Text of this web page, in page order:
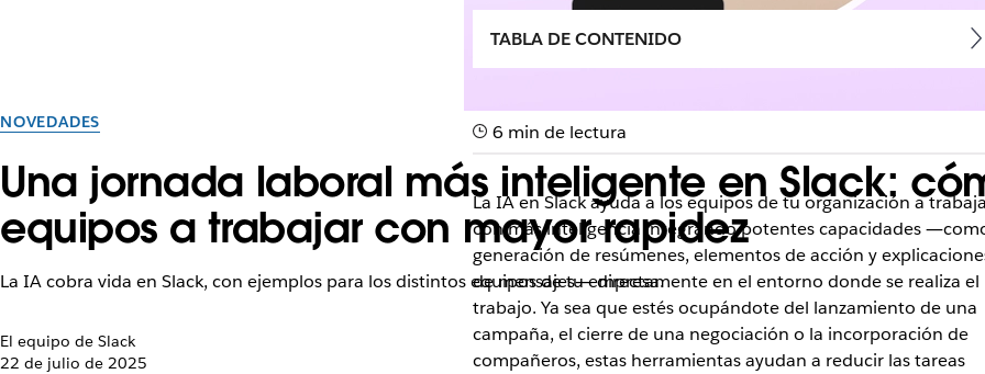
NOVEDADES
Una jornada laboral más inteligente en Slack:
equipos a trabajar con mayor rapidez
La IA cobra vida en Slack, con ejemplos para los distintos equipos de tu empresa.
El equipo de Slack
22 de julio de 2025
TABLA DE CONTENIDO
6 min de lectura
La IA en Slack ayuda a los equipos de tu organización a
con más inteligencia integrando potentes capacidades
generación de resúmenes, elementos de acción y
de mensajes― directamente en el entorno donde se realiza el
trabajo. Ya sea que estés ocupándote del lanzamiento de una
campaña, el cierre de una negociación o la incorporación de
compañeros, estas herramientas ayudan a reducir las tareas